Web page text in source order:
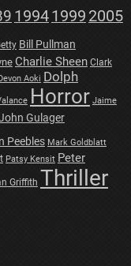
19941999 2005
Bill Pullman
Charlie Sheen Clark
Devon Aoki Dolph
Horror Jaime
Gulager
Peebles Mark Goldblatt
Patsy Kensit Peter
Griffith Thriller